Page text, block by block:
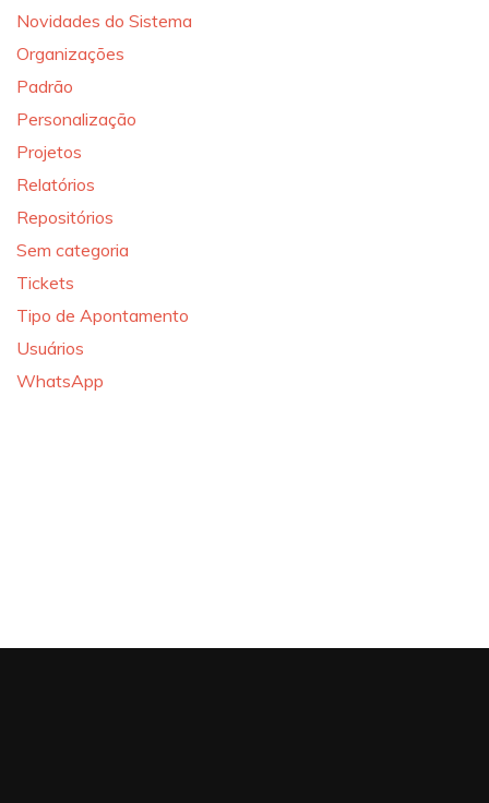
Novidades do Sistema
Organizações
Padrão
Personalização
Projetos
Relatórios
Repositórios
Sem categoria
Tickets
Tipo de Apontamento
Usuários
WhatsApp